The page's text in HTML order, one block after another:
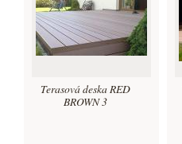
Terasová deska RED
BROWN 3